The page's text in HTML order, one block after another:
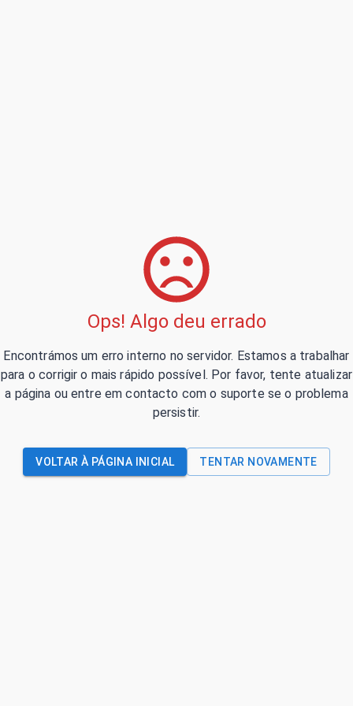
Ops! Algo deu errado
Encontrámos um erro interno no servidor. Estamos a trabalhar
para o corrigir o mais rápido possível. Por favor, tente atualizar
a página ou entre em contacto com o suporte se o problema
persistir.
VOLTAR À PÁGINA INICIAL TENTAR NOVAMENTE